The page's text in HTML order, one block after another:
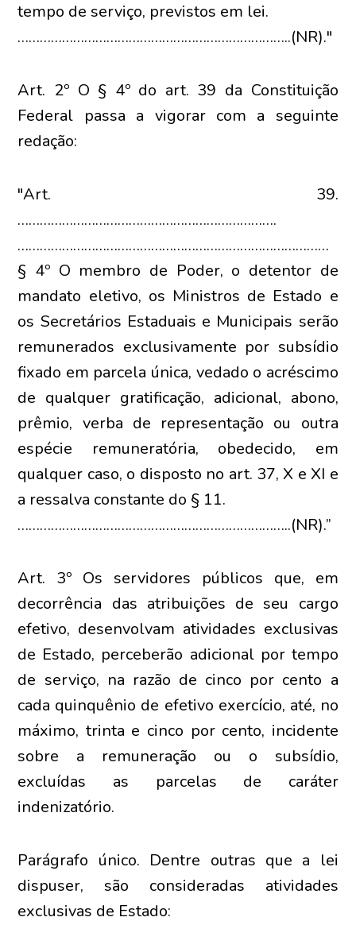
tempo de serviço, previstos em lei.
………………………………………………………………..(NR)."
Art. 2º O § 4º do art. 39 da Constituição
Federal passa a vigorar com a seguinte
redação:
"Art. 39.
…………………………………………………………….
…………………………………………………………………………
§ 4º O membro de Poder, o detentor de
mandato eletivo, os Ministros de Estado e
os Secretários Estaduais e Municipais serão
remunerados exclusivamente por subsídio
fixado em parcela única, vedado o acréscimo
de qualquer gratificação, adicional, abono,
prêmio, verba de representação ou outra
espécie remuneratória, obedecido, em
qualquer caso, o disposto no art. 37, X e XI e
a ressalva constante do § 11.
………………………………………………………………..(NR).”
Art. 3º Os servidores públicos que, em
decorrência das atribuições de seu cargo
efetivo, desenvolvam atividades exclusivas
de Estado, perceberão adicional por tempo
de serviço, na razão de cinco por cento a
cada quinquênio de efetivo exercício, até, no
máximo, trinta e cinco por cento, incidente
sobre a remuneração ou o subsídio,
excluídas as parcelas de caráter
indenizatório.
Parágrafo único. Dentre outras que a lei
dispuser, são consideradas atividades
exclusivas de Estado: